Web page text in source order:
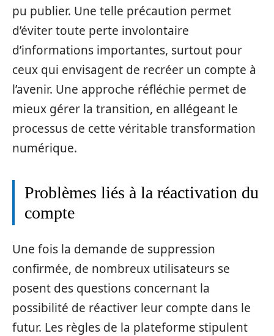
pu publier. Une telle précaution permet
d’éviter toute perte involontaire
d’informations importantes, surtout pour
ceux qui envisagent de recréer un compte à
l’avenir. Une approche réfléchie permet de
mieux gérer la transition, en allégeant le
processus de cette véritable transformation
numérique.
Problèmes liés à la réactivation du
compte
Une fois la demande de suppression
confirmée, de nombreux utilisateurs se
posent des questions concernant la
possibilité de réactiver leur compte dans le
futur. Les règles de la plateforme stipulent